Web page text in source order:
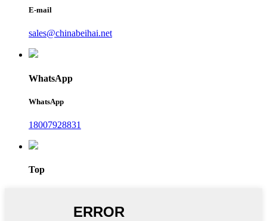
E-mail
sales@chinabeihai.net
WhatsApp
WhatsApp
18007928831
Top